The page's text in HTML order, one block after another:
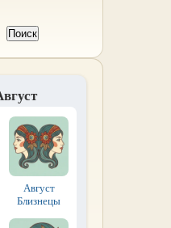
Поиск
Август
Близнецы